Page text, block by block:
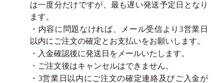
は一度分だけですが、最も遅い発送予定日となり
ます。
・内容に問題なければ、メール受信より3営業日
以内にご注文の確定とお支払いをお願いします。
・入金確認後に発送日をメールいたします。
・ご注文後はキャンセルはできません。
・3営業日以内にご注文の確定連絡及びご入金が